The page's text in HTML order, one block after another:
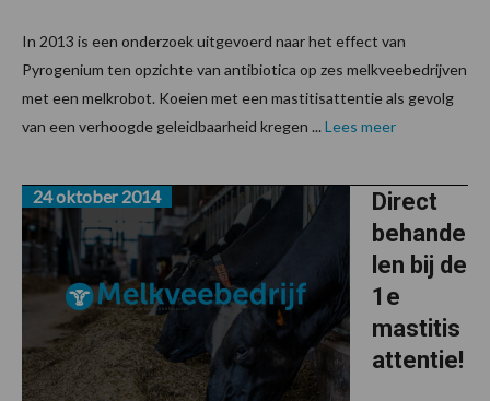
In 2013 is een onderzoek uitgevoerd naar het effect van
Pyrogenium ten opzichte van antibiotica op zes melkveebedrijven
met een melkrobot. Koeien met een mastitisattentie als gevolg
van een verhoogde geleidbaarheid kregen ... Lees meer
Direct
behande
len bij de
1e
mastitis
attentie!
24 oktober 2014